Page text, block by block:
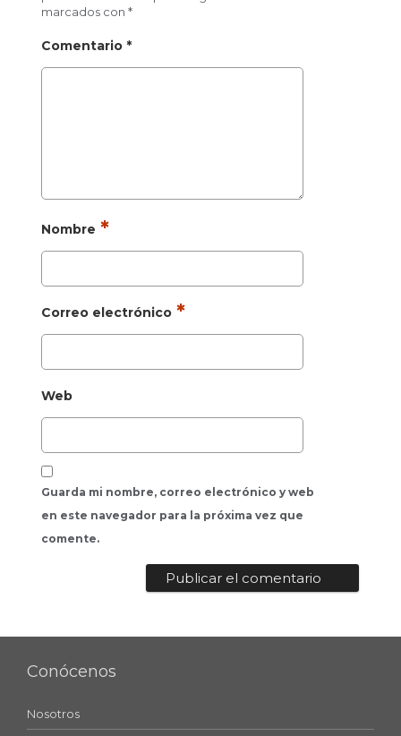
marcados con *
Comentario *
Nombre *
Correo electrónico *
Web
Guarda mi nombre, correo electrónico y web
en este navegador para la próxima vez que
comente.
Conócenos
Nosotros